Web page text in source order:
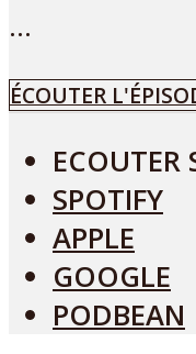
...
ÉCOUTER
ECOUTER
SPOTIFY
APPLE
GOOGLE
PODBEAN